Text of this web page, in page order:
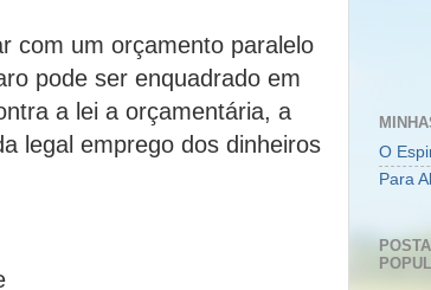
com um orçamento paralelo
pode ser enquadrado em
a lei a orçamentária, a
legal emprego dos dinheiros
O
Para